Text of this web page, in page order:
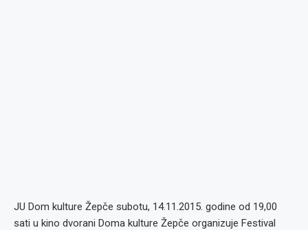
JU Dom kulture Žepče subotu, 14.11.2015. godine od 19,00
sati u kino dvorani Doma kulture Žepče organizuje Festival